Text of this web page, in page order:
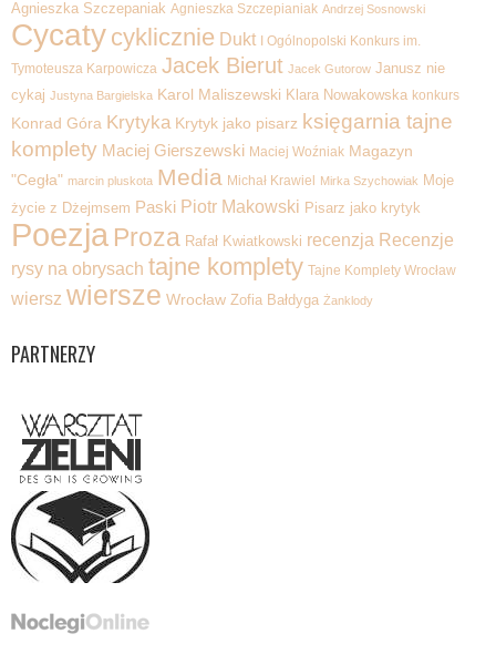
Agnieszka Szczepaniak Agnieszka Szczepianiak Andrzej Sosnowski
Cycaty cyklicznie Dukt
I Ogólnopolski Konkurs im.
Tymoteusza Karpowicza Jacek Bierut Jacek Gutorow Janusz nie
cykaj Justyna Bargielska Karol Maliszewski Klara Nowakowska konkurs
Konrad Góra Krytyka Krytyk jako pisarz księgarnia tajne
komplety Maciej Gierszewski Maciej Woźniak Magazyn
"Cegła" marcin pluskota Media Michał Krawiel Mirka Szychowiak Moje
życie z Dżejmsem Paski Piotr Makowski Pisarz jako krytyk
Poezja Proza Rafał Kwiatkowski recenzja Recenzje
rysy na obrysach tajne komplety Tajne Komplety Wrocław
wiersz wiersze Wrocław Zofia Bałdyga Żanklody
PARTNERZY